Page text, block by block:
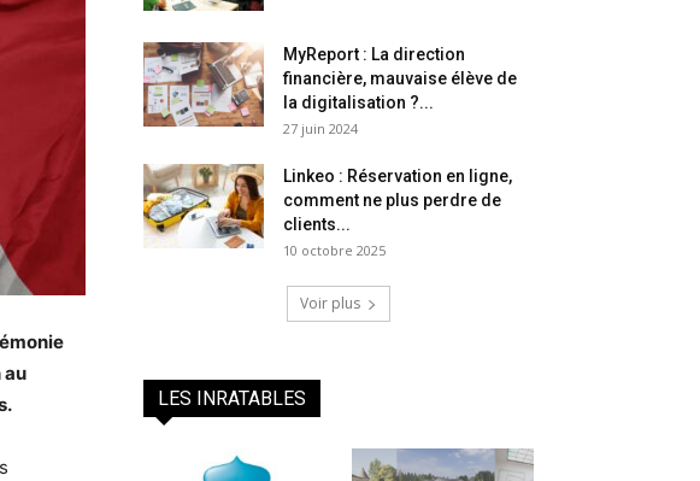
au
MyReport : La direction
financière, mauvaise élève de
la digitalisation ?...
27 juin 2024
Linkeo : Réservation en ligne,
comment ne plus perdre de
clients...
10 octobre 2025
Voir plus
LES INRATABLES